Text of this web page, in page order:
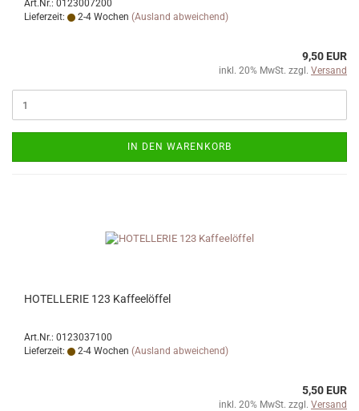
Art.Nr.: 0123007200
Lieferzeit:
2-4 Wochen (Ausland abweichend)
9,50 EUR
inkl. 20% MwSt. zzgl. Versand
IN DEN WARENKORB
HOTELLERIE 123 Kaffeelöffel
Art.Nr.: 0123037100
Lieferzeit:
2-4 Wochen (Ausland abweichend)
5,50 EUR
inkl. 20% MwSt. zzgl. Versand